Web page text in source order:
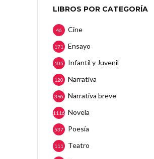
LIBROS POR CATEGORÍA
Cine
46
Ensayo
171
Infantil y Juvenil
105
Narrativa
120
Narrativa breve
396
Novela
1116
Poesía
537
Teatro
111